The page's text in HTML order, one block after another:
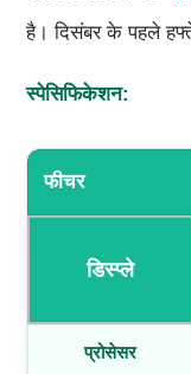
है। दिसंबर के पहले हफ्ते
स्पेसिफिकेशन:
फीचर
डिस्प्ले
प्रोसेसर